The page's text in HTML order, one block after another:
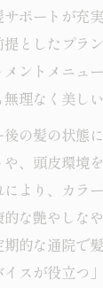
ポートが充
としたプラ
ントメニュ
理なく美し
の髪の状態
、頭皮環境
により、カラ
な艶やしな
的な通院で
イスが役立つ